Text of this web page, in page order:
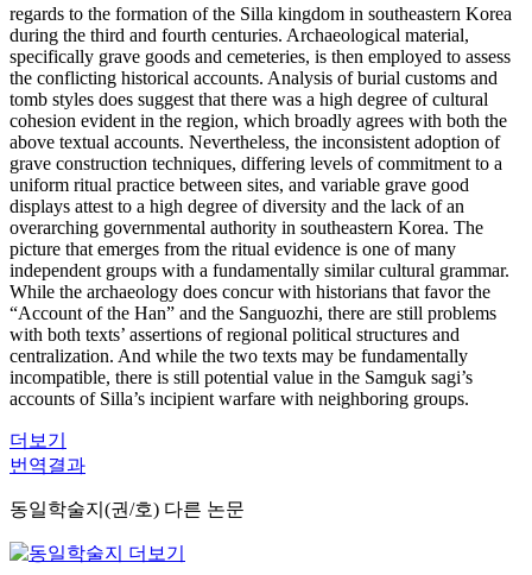
regards to the formation of the Silla kingdom in southeastern Korea
during the third and fourth centuries. Archaeological material,
specifically grave goods and cemeteries, is then employed to assess
the conflicting historical accounts. Analysis of burial customs and
tomb styles does suggest that there was a high degree of cultural
cohesion evident in the region, which broadly agrees with both the
above textual accounts. Nevertheless, the inconsistent adoption of
grave construction techniques, differing levels of commitment to a
uniform ritual practice between sites, and variable grave good
displays attest to a high degree of diversity and the lack of an
overarching governmental authority in southeastern Korea. The
picture that emerges from the ritual evidence is one of many
independent groups with a fundamentally similar cultural grammar.
While the archaeology does concur with historians that favor the
“Account of the Han” and the Sanguozhi, there are still problems
with both texts’ assertions of regional political structures and
centralization. And while the two texts may be fundamentally
incompatible, there is still potential value in the Samguk sagi’s
accounts of Silla’s incipient warfare with neighboring groups.
더보기
번역결과
동일학술지(권/호) 다른 논문